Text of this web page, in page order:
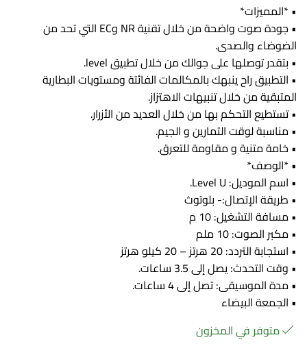
• *المميزات*
• جودة صوت واضحة من خلال تقنية NR وEC التي تحد من
الضوضاء والصدى.
• بتقدر توصلها على جوالك من خلال تطبيق level.
• التطبيق راح ينبهك بالمكالمات الفائتة ومستويات البطارية
المتبقية من خلال تنبيهات الاهتزاز.
• تستطيع التحكم بها من خلال العديد من الأزرار.
• مناسبة لوقت التمارين و الجيم.
• خامة متنية و مقاومة للتعرق.
• *الوصف*
• اسم الموديل: Level U.
• طريقة الإتصال:- بلوتوث
• مسافة التشغيل: 10 م
• مكبر الصوت: 10 ملم
• استجابة التردد: 20 هرتز – 20 كيلو هرتز
• وقت التحدث: يصل إلى 3.5 ساعات.
• مدة الموسيقى: تصل إلى 4 ساعات.
• الجمعة البيضاء
متوفر في المخزون